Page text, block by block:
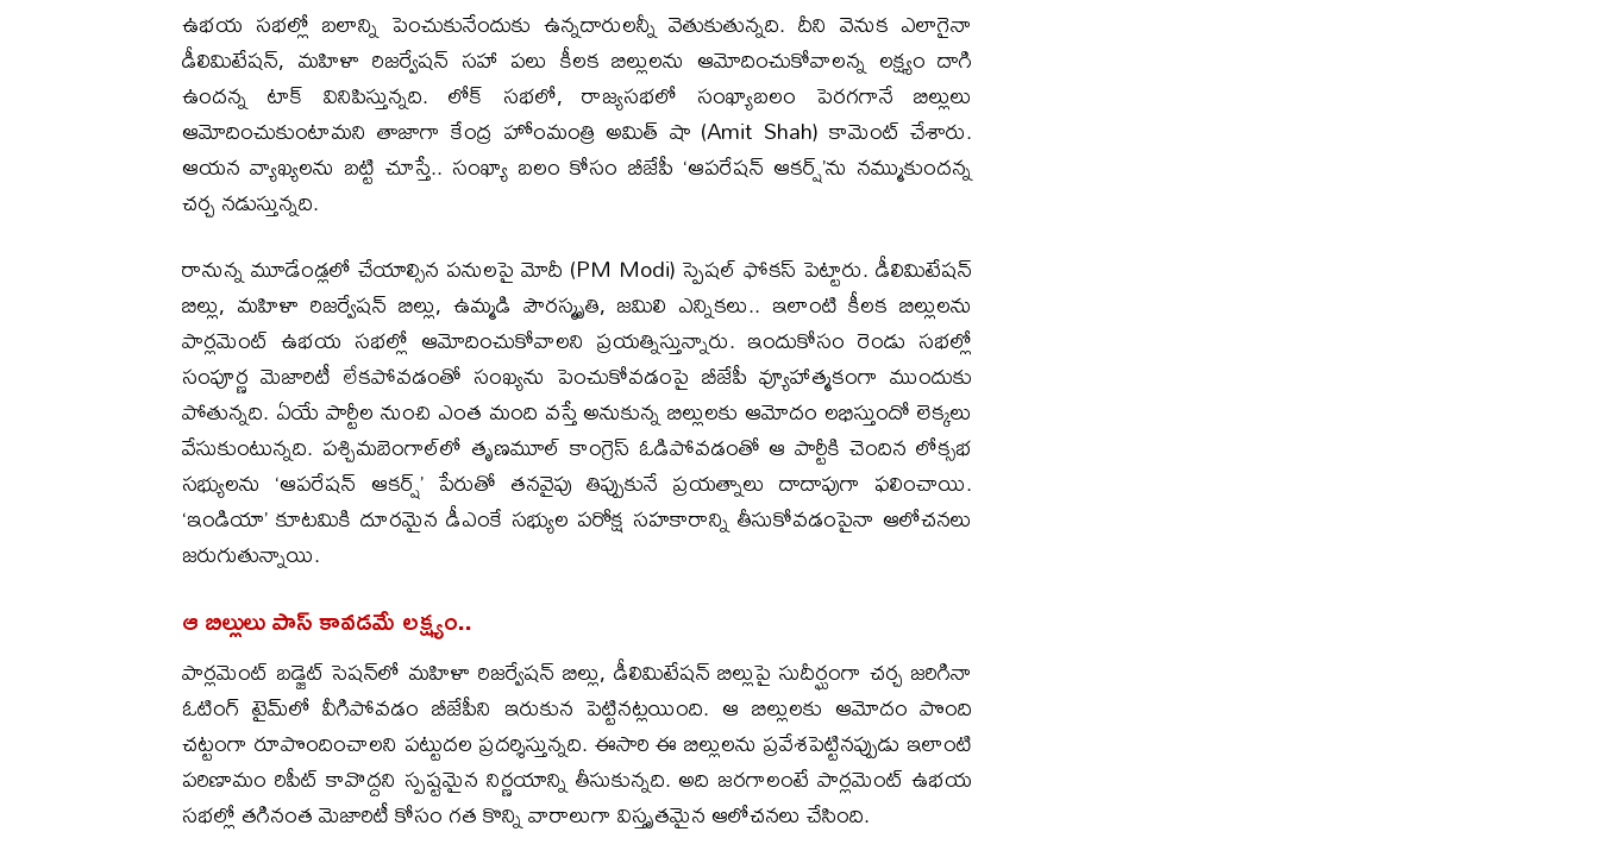
ఉభయ సభల్లో బలాన్ని పెంచుకునేందుకు ఉన్నదారులన్నీ వెతుకుతున్నది. దీని వెనుక ఎలాగైనా
డీలిమిటేషన్, మహిళా రిజర్వేషన్ సహా పలు కీలక బిల్లులను ఆమోదించుకోవాలన్న లక్ష్యం దాగి
ఉందన్న టాక్ వినిపిస్తున్నది. లోక్ సభలో, రాజ్యసభలో సంఖ్యాబలం పెరగగానే బిల్లులు
ఆమోదించుకుంటామని తాజాగా కేంద్ర హోంమంత్రి అమిత్ షా (Amit Shah) కామెంట్ చేశారు.
ఆయన వ్యాఖ్యలను బట్టి చూస్తే.. సంఖ్యా బలం కోసం బీజేపీ ‘ఆపరేషన్ ఆకర్ష్’ను నమ్ముకుందన్న
చర్చ నడుస్తున్నది.
రానున్న మూడేండ్లలో చేయాల్సిన పనులపై మోదీ (PM Modi) స్పెషల్ ఫోకస్ పెట్టారు. డీలిమిటేషన్
బిల్లు, మహిళా రిజర్వేషన్ బిల్లు, ఉమ్మడి పౌరస్మృతి, జమిలి ఎన్నికలు.. ఇలాంటి కీలక బిల్లులను
పార్లమెంట్ ఉభయ సభల్లో ఆమోదించుకోవాలని ప్రయత్నిస్తున్నారు. ఇందుకోసం రెండు సభల్లో
సంపూర్ణ మెజారిటీ లేకపోవడంతో సంఖ్యను పెంచుకోవడంపై బీజేపీ వ్యూహాత్మకంగా ముందుకు
పోతున్నది. ఏయే పార్టీల నుంచి ఎంత మంది వస్తే అనుకున్న బిల్లులకు ఆమోదం లభిస్తుందో లెక్కలు
వేసుకుంటున్నది. పశ్చిమబెంగాల్‌లో తృణమూల్ కాంగ్రెస్ ఓడిపోవడంతో ఆ పార్టీకి చెందిన లోక్సభ
సభ్యులను ‘ఆపరేషన్ ఆకర్ష్’ పేరుతో తనవైపు తిప్పుకునే ప్రయత్నాలు దాదాపుగా ఫలించాయి.
‘ఇండియా’ కూటమికి దూరమైన డీఎంకే సభ్యుల పరోక్ష సహకారాన్ని తీసుకోవడంపైనా ఆలోచనలు
జరుగుతున్నాయి.
ఆ బిల్లులు పాస్ కావడమే లక్ష్యం..
పార్లమెంట్ బడ్జెట్ సెషన్‌లో మహిళా రిజర్వేషన్ బిల్లు, డీలిమిటేషన్ బిల్లుపై సుదీర్ఘంగా చర్చ జరిగినా
ఓటింగ్ టైమ్‌లో వీగిపోవడం బీజేపీని ఇరుకున పెట్టినట్లయింది. ఆ బిల్లులకు ఆమోదం పొంది
చట్టంగా రూపొందించాలని పట్టుదల ప్రదర్శిస్తున్నది. ఈసారి ఈ బిల్లులను ప్రవేశపెట్టినప్పుడు ఇలాంటి
పరిణామం రిపీట్ కావొద్దని స్పష్టమైన నిర్ణయాన్ని తీసుకున్నది. అది జరగాలంటే పార్లమెంట్ ఉభయ
సభల్లో తగినంత మెజారిటీ కోసం గత కొన్ని వారాలుగా విస్తృతమైన ఆలోచనలు చేసింది.